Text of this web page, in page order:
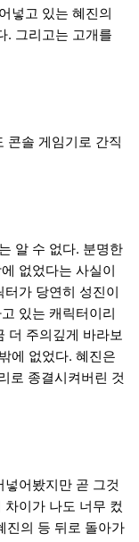
넣고 있는 혜진의
. 그리고는 고개를
콘솔 게임기로 간직
알 수 없다. 분명한
없었다는 사실이
가 당연히 성진이
있는 캐릭터이리
더 주의깊게 바라보
에 없었다. 혜진은
로 종결시켜버린 것
어봤지만 곧 그것
이가 나도 너무 컸
진의 등 뒤로 돌아가